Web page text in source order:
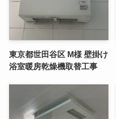
東京都世田谷区 M様 壁掛け
浴室暖房乾燥機取替工事